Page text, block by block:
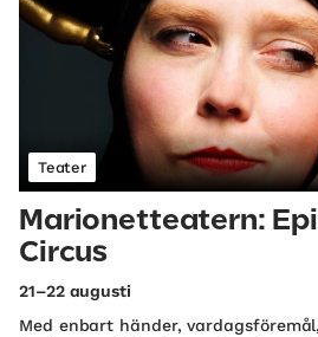
Teater
Marionetteatern:
Circus
21–22 augusti
Med enbart händer,